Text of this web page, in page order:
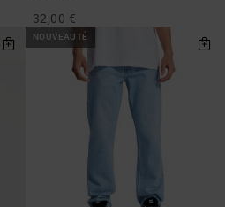
32,00 €
NOUVEAUTÉ